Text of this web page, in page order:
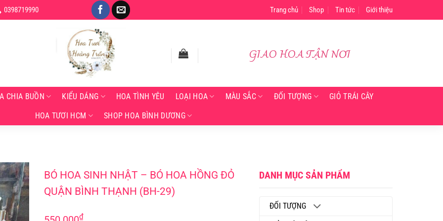
0398719990 Trang chủ Shop Tin tức Giới thiệu
GIAO HOA TẬN NƠI
CHIA BUỒN KIỂU DÁNG HOA TÌNH YÊU LOẠI HOA MÀU SẮC ĐỐI TƯỢNG GIỎ TRÁI CÂY
HOA TƯƠI HCM SHOP HOA BÌNH DƯƠNG
DANH MỤC SẢN PHẨM
ĐỐI TƯỢNG
BÓ HOA SINH NHẬT - BÓ HOA HỒNG ĐỎ QUẬN BÌNH THẠNH (BH-29)
BÓ HOA SINH NHẬT – BÓ HOA HỒNG ĐỎ
QUẬN BÌNH THẠNH (BH-29)
₫
Về 5 giờ trước đó